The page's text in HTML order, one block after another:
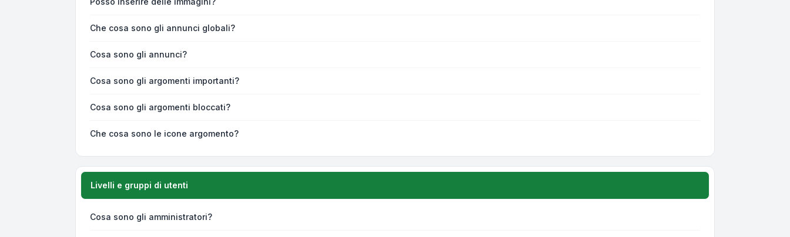
Che cosa sono gli annunci globali?
Cosa sono gli annunci?
Cosa sono gli argomenti importanti?
Cosa sono gli argomenti bloccati?
Che cosa sono le icone argomento?
Livelli e gruppi di utenti
Cosa sono gli amministratori?